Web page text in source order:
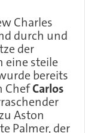
Charles
durch und
der
eine steile
bereits
ChefCarlos
Aston
Palmer, der